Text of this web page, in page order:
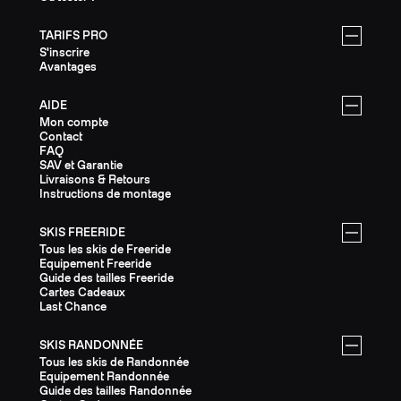
TARIFS PRO
S'inscrire
Avantages
AIDE
Mon compte
Contact
FAQ
SAV et Garantie
Livraisons & Retours
Instructions de montage
SKIS FREERIDE
Tous les skis de Freeride
Equipement Freeride
Guide des tailles Freeride
Cartes Cadeaux
Last Chance
SKIS RANDONNÉE
Tous les skis de Randonnée
Equipement Randonnée
Guide des tailles Randonnée